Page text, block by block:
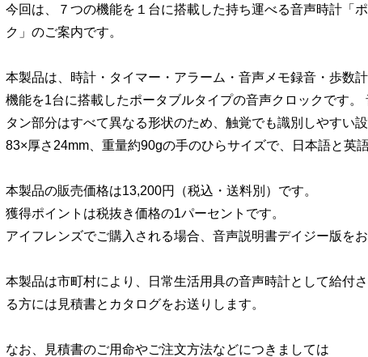
今回は、７つの機能を１台に搭載した持ち運べる音声時計「
ク」のご案内です。
本製品は、時計・タイマー・アラーム・音声メモ録音・歩数
機能を1台に搭載したポータブルタイプの音声クロックです。
タン部分はすべて異なる形状のため、触覚でも識別しやすい
83×厚さ24mm、重量約90gの手のひらサイズで、日本語と英
本製品の販売価格は13,200円（税込・送料別）です。
獲得ポイントは税抜き価格の1パーセントです。
アイフレンズでご購入される場合、音声説明書デイジー版をお
本製品は市町村により、日常生活用具の音声時計として給付
る方には見積書とカタログをお送りします。
なお、見積書のご用命やご注文方法などにつきましては